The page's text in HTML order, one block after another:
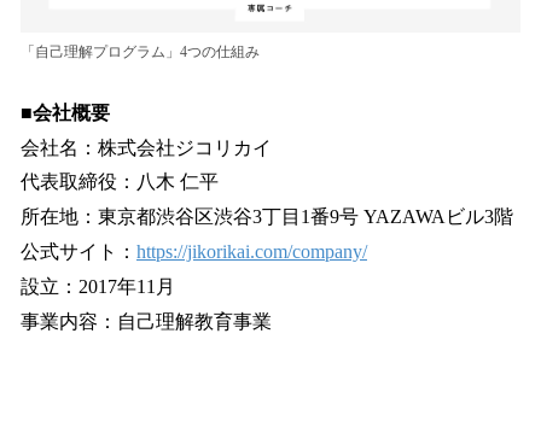
「自己理解プログラム」4つの仕組み
■会社概要
会社名：株式会社ジコリカイ
代表取締役：八木 仁平
所在地：東京都渋谷区渋谷3丁目1番9号 YAZAWAビル3階
公式サイト： https://jikorikai.com/company/
設立：2017年11月
事業内容：自己理解教育事業